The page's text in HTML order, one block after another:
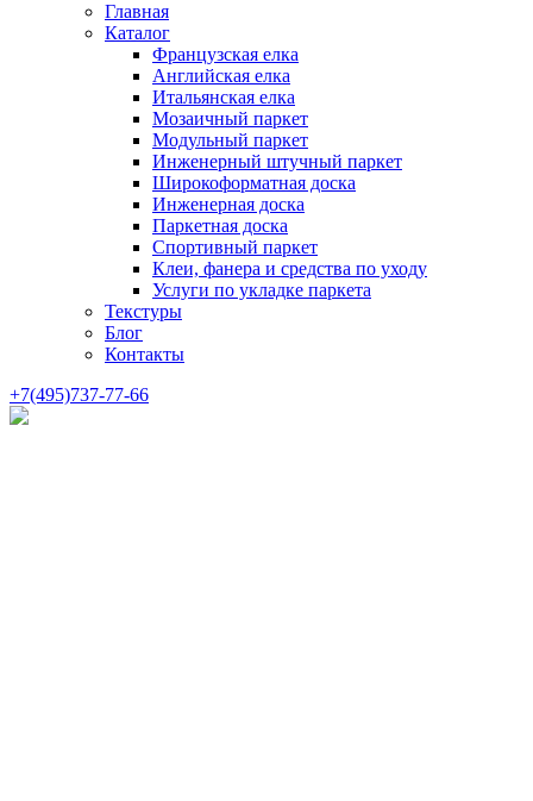
Главная
Каталог
Французская елка
Английская елка
Итальянская елка
Мозаичный паркет
Модульный паркет
Инженерный штучный паркет
Широкоформатная доска
Инженерная доска
Паркетная доска
Спортивный паркет
Клеи, фанера и средства по уходу
Услуги по укладке паркета
Текстуры
Блог
Контакты
+7(495)737-77-66